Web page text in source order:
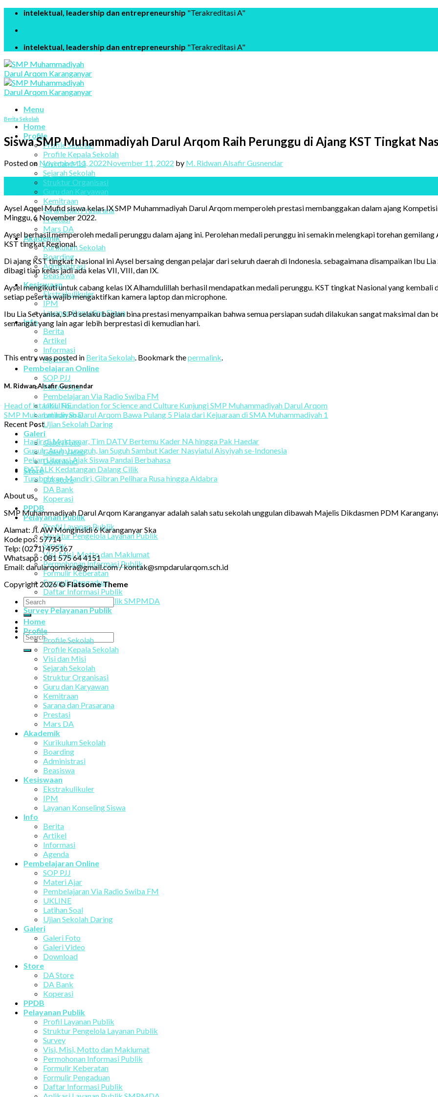
Skip
content
intelektual, leadership dan entrepreneurship "Terakreditasi A"
intelektual, leadership dan entrepreneurship "Terakreditasi A"
Menu
Home
Profile
Profile Sekolah
Profile Kepala Sekolah
Visi dan Misi
Sejarah Sekolah
Struktur Organisasi
Guru dan Karyawan
Kemitraan
Sarana dan Prasarana
Prestasi
Mars DA
Akademik
Kurikulum Sekolah
Boarding
Administrasi
Beasiswa
Kesiswaan
Ekstrakulikuler
IPM
Layanan Konseling Siswa
Info
Berita
Artikel
Informasi
Agenda
Pembelajaran Online
SOP PJJ
Materi Ajar
Pembelajaran Via Radio Swiba FM
UKLINE
Latihan Soal
Ujian Sekolah Daring
Galeri
Galeri Foto
Galeri Video
Download
Store
DA Store
DA Bank
Koperasi
PPDB
Pelayanan Publik
Profil Layanan Publik
Struktur Pengelola Layanan Publik
Survey
Visi, Misi, Motto dan Maklumat
Permohonan Informasi Publik
Formulir Keberatan
Formulir Pengaduan
Daftar Informasi Publik
Aplikasi Layanan Publik SMPMDA
Survey Pelayanan Publik
Berita Sekolah
Siswa SMP Muhammadiyah Darul Arqom Raih Perunggu di Ajang KST Tingkat
Posted on November 11, 2022November 11, 2022 by M. Ridwan Alsafir Gusnendar
Aysel Aqeel Mufid siswa kelas IX SMP Muhammadiyah Darul Arqom memperoleh prestasi membanggakan dalam ajang
Minggu, 6 November 2022.
Aysel berhasil memperoleh medali perunggu dalam ajang ini. Perolehan medali perunggu ini semakin melengkapi torehan
KST tingkat Regional.
Di ajang KST tingkat Nasional ini Aysel bersaing dengan pelajar dari seluruh daerah di Indonesia. sebagaimana disampaikan Ibu
dibagi tiap kelas jadi ada kelas VII, VIII, dan IX.
Aysel mengikuti untuk cabang kelas IX Alhamdulillah berhasil mendapatkan medali perunggu. KST tingkat Nasional yang
setiap peserta wajib mengaktifkan kamera laptop dan microphone.
Ibu Lia Setyanisa, S.Pd selaku bagian bina prestasi menyampaikan bahwa semua persiapan sudah dilakukan sangat maksimal
semangat yang lain agar lebih berprestasi di kemudian hari.
This entry was posted in Berita Sekolah. Bookmark thepermalink.
M. Ridwan Alsafir Gusnendar
Head of Istanbul Foundation for Science and Culture Kunjungi SMP Muhammadiyah Darul Arqom
SMP Muhammadiyah Darul Arqom Bawa Pulang 5 Piala dari Kejuaraan di SMA Muhammadiyah 1
Recent Post
Hadir di Muktamar, Tim DATV Bertemu Kader NA hingga Pak Haedar
Gupuh, Aruh, Lungguh, lan Suguh Sambut Kader Nasyiatul Aisyiyah se-Indonesia
Pekan Literasi Ajak Siswa Pandai Berbahasa
DATALK Kedatangan Dalang Cilik
Tumbuhkan Mandiri, Gibran Pelihara Rusa hingga Aldabra
About us
SMP Muhammadiyah Darul Arqom Karanganyar adalah salah satu sekolah unggulan dibawah Majelis Dikdasmen PDM
Alamat: Jl. AW Monginsidi 6 Karanganyar Ska
Kode pos: 57714
Telp: (0271) 495167
Whatsapp : 081 575 64 4151
Email: darularqomkra@gmail.com / kontak@smpdarularqom.sch.id
Copyright 2026 ©Flatsome Theme
Home
Profile
Profile Sekolah
Profile Kepala Sekolah
Visi dan Misi
Sejarah Sekolah
Struktur Organisasi
Guru dan Karyawan
Kemitraan
Sarana dan Prasarana
Prestasi
Mars DA
Akademik
Kurikulum Sekolah
Boarding
Administrasi
Beasiswa
Kesiswaan
Ekstrakulikuler
IPM
Layanan Konseling Siswa
Info
Berita
Artikel
Informasi
Agenda
Pembelajaran Online
SOP PJJ
Materi Ajar
Pembelajaran Via Radio Swiba FM
UKLINE
Latihan Soal
Ujian Sekolah Daring
Galeri
Galeri Foto
Galeri Video
Download
Store
DA Store
DA Bank
Koperasi
PPDB
Pelayanan Publik
Profil Layanan Publik
Struktur Pengelola Layanan Publik
Survey
Visi, Misi, Motto dan Maklumat
Permohonan Informasi Publik
Formulir Keberatan
Formulir Pengaduan
Daftar Informasi Publik